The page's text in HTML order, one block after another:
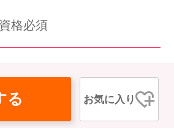
格必須
る お気に入り